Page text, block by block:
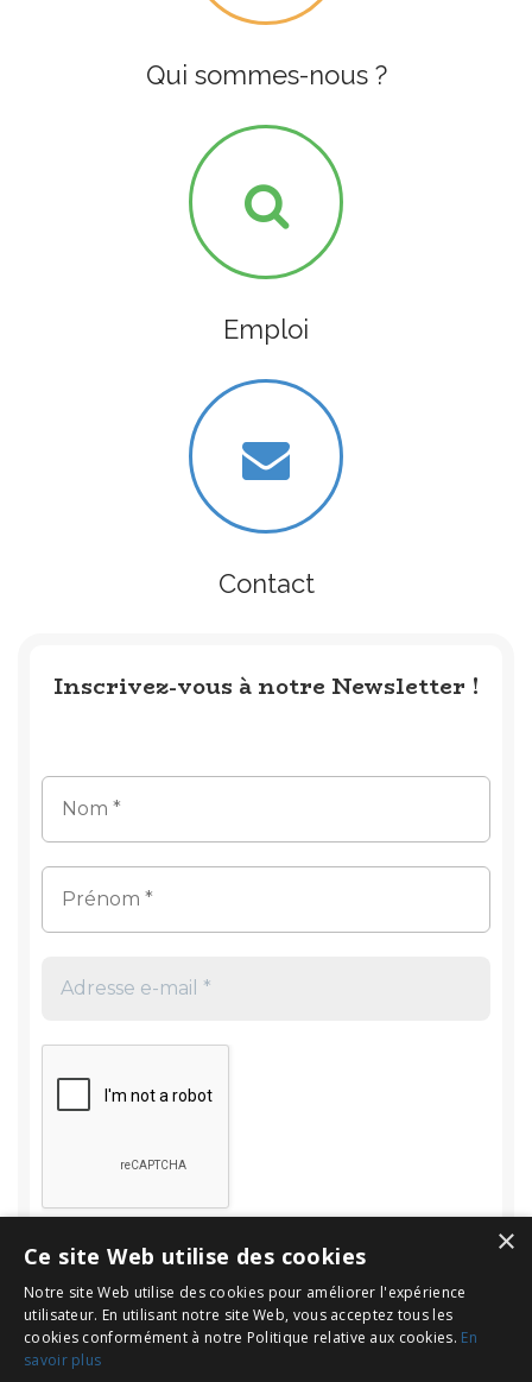
Qui sommes-nous ?
Emploi
Contact
Inscrivez-vous à notre Newsletter !
×
Ce site Web utilise des cookies
Notre site Web utilise des cookies pour améliorer l'expérience
utilisateur. En utilisant notre site Web, vous acceptez tous les
cookies conformément à notre Politique relative aux cookies. En
savoir plus